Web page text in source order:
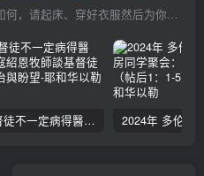
无论你现在感觉如何，请起床、穿好衣服然后为你的梦想而奋斗
基督徒不一定病得醫治？寇紹恩牧師談基督徒的醫治與盼望